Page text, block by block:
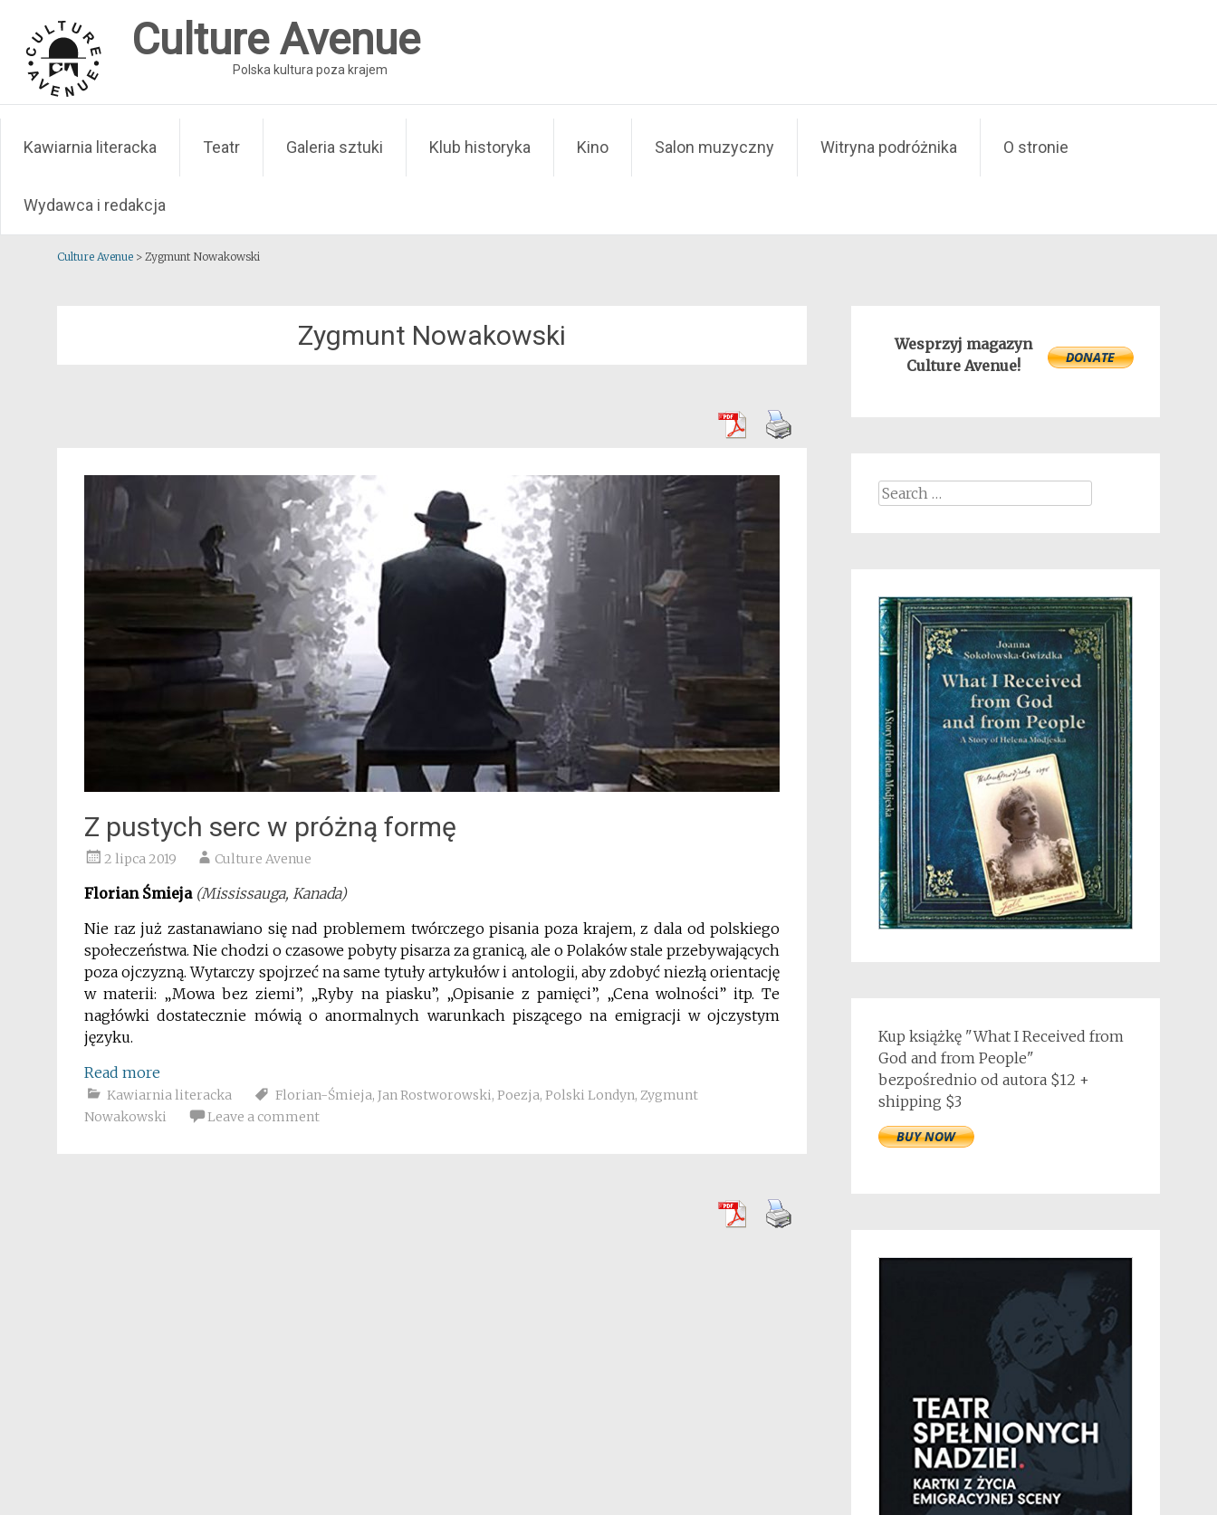
content
Culture Avenue
Polska kultura poza krajem
Kawiarnia literacka Teatr Galeria sztuki Klub historyka Kino Salon muzyczny Witryna podróżnika O stronie
Wydawca i redakcja
Culture Avenue > Zygmunt Nowakowski
Zygmunt Nowakowski
Z pustych serc w próżną formę
2 lipca 2019 Culture Avenue
Florian Śmieja (Mississauga, Kanada)
Nie raz już zastanawiano się nad problemem twórczego pisania poza krajem, z dala od polskiego
społeczeństwa. Nie chodzi o czasowe pobyty pisarza za granicą, ale o Polaków stale przebywających
poza ojczyzną. Wytarczy spojrzeć na same tytuły artykułów i antologii, aby zdobyć niezłą orientację
w materii: „Mowa bez ziemi”, „Ryby na piasku”, „Opisanie z pamięci”, „Cena wolności” itp. Te
nagłówki dostatecznie mówią o anormalnych warunkach piszącego na emigracji w ojczystym
języku.
Read more
Kawiarnia literacka Florian-Śmieja, Jan Rostworowski, Poezja, Polski Londyn, Zygmunt
Nowakowski
Leave a comment
Wesprzyj magazyn
Culture Avenue!
Search
Kup książkę "What I Received from
God and from People"
bezpośrednio od autora $12 +
shipping $3